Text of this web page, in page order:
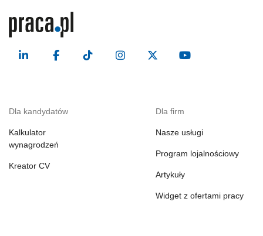
Dla kandydatów
Kalkulator
wynagrodzeń
Kreator CV
Dla firm
Nasze usługi
Program lojalnościowy
Artykuły
Widget z ofertami pracy